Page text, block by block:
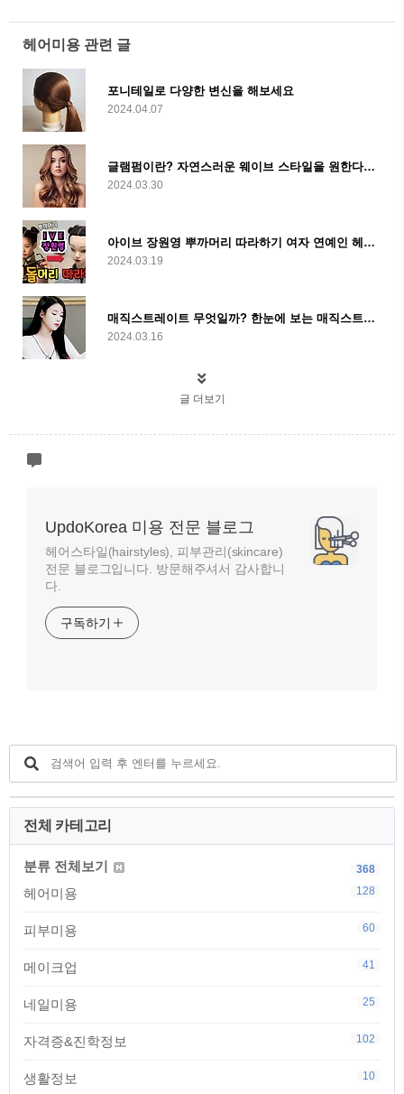
헤어미용 관련 글
포니테일로 다양한 변신을 해보세요
2024.04.07
글램펌이란? 자연스러운 웨이브 스타일을 원한다면 글램펌
2024.03.30
아이브 장원영 뿌까머리 따라하기 여자 연예인 헤어스타일
2024.03.19
매직스트레이트 무엇일까? 한눈에 보는 매직스트레이트의 세계
2024.03.16
글 더보기
UpdoKorea 미용 전문 블로그
헤어스타일(hairstyles), 피부관리(skincare)
전문 블로그입니다. 방문해주셔서 감사합니
다.
구독하기
전체 카테고리
분류 전체보기 368
헤어미용 128
피부미용 60
메이크업 41
네일미용 25
자격증&진학정보 102
생활정보 10